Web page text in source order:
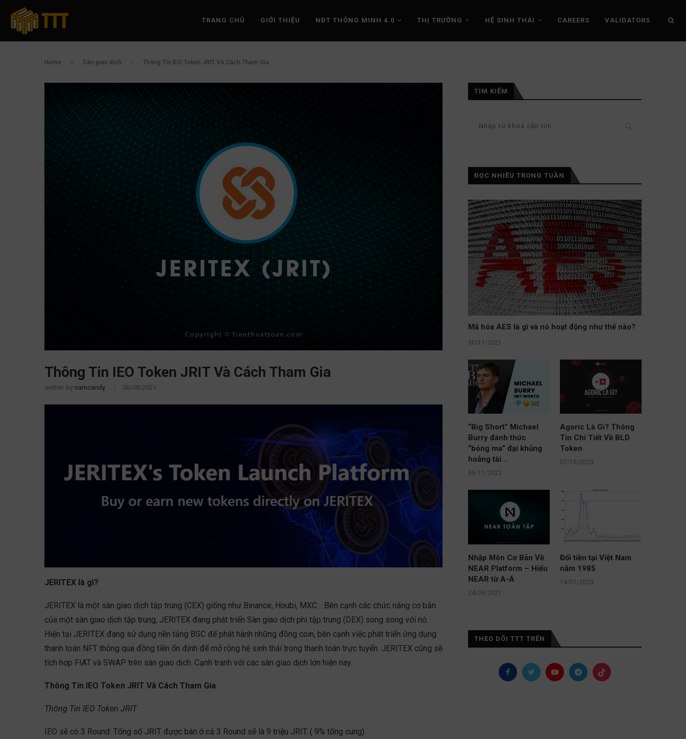
TRANG CHỦ GIỚI THIỆU NĐT THÔNG MINH 4.0 THỊ TRƯỜNG HỆ SINH THÁI CAREERS VALIDATORS
Home Sàn giao dịch Thông Tin IEO Token JRIT Và Cách Tham Gia
Thông Tin IEO Token JRIT Và Cách Tham Gia
written by namcandy 06/08/2021
JERITEX là gì?
JERITEX là một sàn giao dịch tập trung (CEX) giống như Binance, Houbi, MXC… Bên cạnh các chức năng cơ bản
của một sàn giao dịch tập trung, JERITEX đang phát triển Sàn giao dịch phi tập trung (DEX) song song với nó.
Hiện tại JERITEX đang sử dụng nền tảng BSC để phát hành những đồng coin, bên cạnh việc phát triển ứng dụng
thanh toán NFT thông qua đồng tiền ổn định để mở rộng hệ sinh thái trong thanh toán trực tuyến. JERITEX cũng sẽ
tích hợp FIAT và SWAP trên sàn giao dịch. Cạnh tranh với các sàn giao dịch lớn hiện nay.
Thông Tin IEO Token JRIT Và Cách Tham Gia
Thông Tin IEO Token JRIT
IEO sẽ có 3 Round: Tổng số JRIT được bán ở cả 3 Round sẽ là 9 triệu JRIT. ( 9% tổng cung)
TÌM KIẾM
ĐỌC NHIỀU TRONG TUẦN
Mã hóa AES là gì và nó hoạt động như thế nào?
30/11/2021
“Big Short” Michael
Burry đánh thức
“bóng ma” đại khủng
hoảng tài...
05/11/2022
Agoric Là Gì? Thông
Tin Chi Tiết Về BLD
Token
07/10/2023
Nhập Môn Cơ Bản Về
NEAR Platform – Hiểu
NEAR từ A-Á
24/05/2021
Đổi tiền tại Việt Nam
năm 1985
14/01/2023
THEO DÕI TTT TRÊN